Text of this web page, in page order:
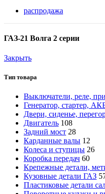
распродажа
ГАЗ-21 Волга 2 серии
Закрыть
Тип товара
Выключатели, реле,
Генератор, стартер,
Двери, сиденье,
Двигатель 108
Задний мост 28
Карданные валы 12
Колеса и ступицы 26
Коробка передач 60
Крепежные детали,
Кузовные детали ГАЗ
Пластиковые детали